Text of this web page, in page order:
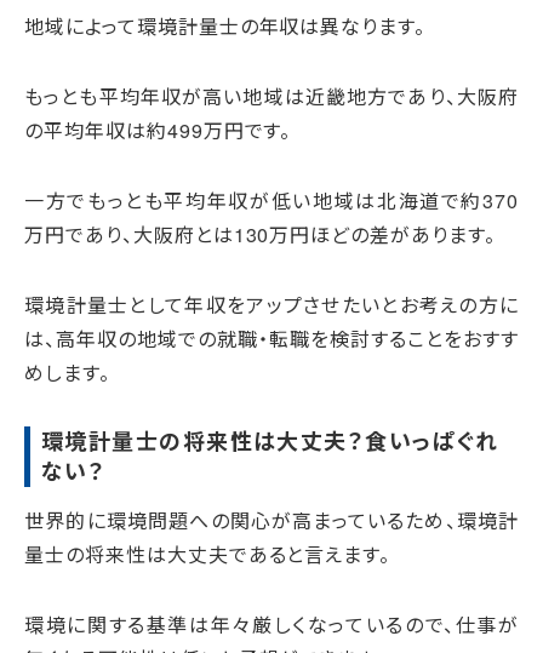
地域によって環境計量士の年収は異なります。
もっとも平均年収が高い地域は近畿地方であり、大阪府
の平均年収は約499万円です。
一方でもっとも平均年収が低い地域は北海道で約370
万円であり、大阪府とは130万円ほどの差があります。
環境計量士として年収をアップさせたいとお考えの方に
は、高年収の地域での就職・転職を検討することをおすす
めします。
環境計量士の将来性は大丈夫？食いっぱぐれ
ない？
世界的に環境問題への関心が高まっているため、環境計
量士の将来性は大丈夫であると言えます。
環境に関する基準は年々厳しくなっているので、仕事が